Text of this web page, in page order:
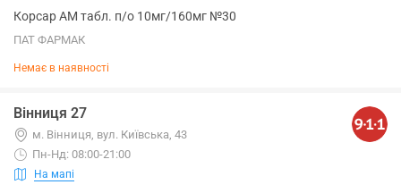
Корсар АМ табл. п/о 10мг/160мг №30
ПАТ ФАРМАК
Немає в наявності
Вінниця 27
м. Вінниця, вул. Київська, 43
Пн-Нд: 08:00-21:00
На мапі